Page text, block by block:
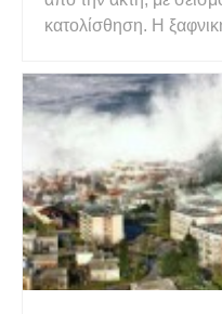
κατολίσθηση. Η
μπορεί αρχικά να
καλύπτει μια μεγάλη
του νερού